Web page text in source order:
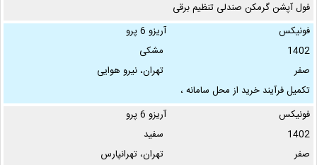
فول آپشن گرمکن صندلی تنظیم برقی
صندلی دوربین۳۶۰اتوهلدشیب
سنجespنورپردازی داخل …
فونیکس
آریزو 6 پرو
1402
مشکی
صفر
تهران، نیرو هوایی
تکمیل فرآیند خرید از محل سامانه ،
به صورت غیر حضوری و فوری از
طریق مجموعه شعب …
فونیکس
آریزو 6 پرو
1402
سفید
صفر
تهران، تهرانپارس